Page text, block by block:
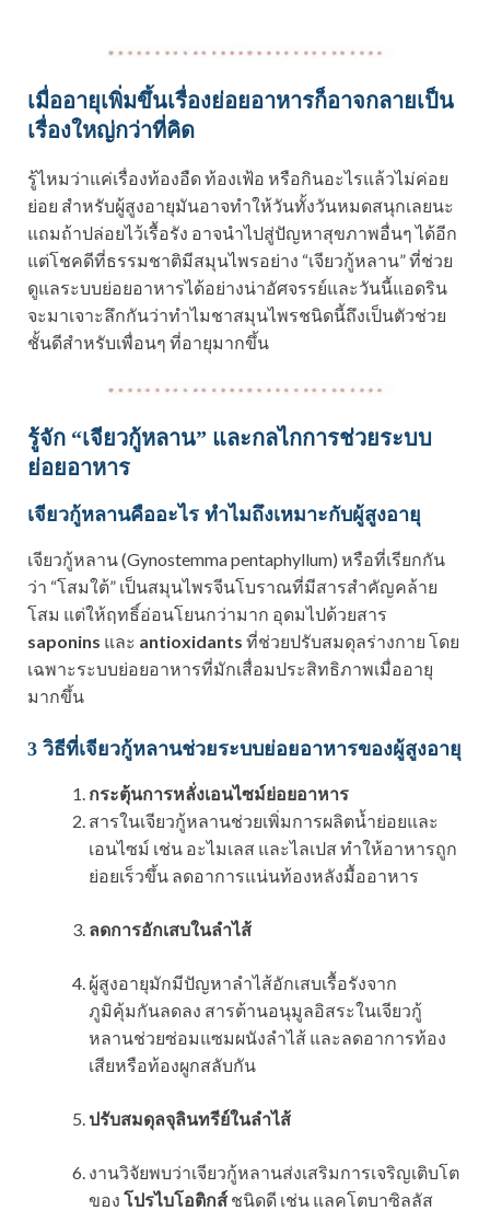
เมื่ออายุเพิ่มขึ้นเรื่องย่อยอาหารก็อาจกลายเป็น
เรื่องใหญ่กว่าที่คิด
รู้ไหมว่าแค่เรื่องท้องอืด ท้องเฟ้อ หรือกินอะไรแล้วไม่ค่อย
ย่อย สำหรับผู้สูงอายุมันอาจทำให้วันทั้งวันหมดสนุกเลยนะ
แถมถ้าปล่อยไว้เรื้อรัง อาจนำไปสู่ปัญหาสุขภาพอื่นๆ ได้อีก
แต่โชคดีที่ธรรมชาติมีสมุนไพรอย่าง “เจียวกู้หลาน” ที่ช่วย
ดูแลระบบย่อยอาหารได้อย่างน่าอัศจรรย์และวันนี้แอดริน
จะมาเจาะลึกกันว่าทำไมชาสมุนไพรชนิดนี้ถึงเป็นตัวช่วย
ชั้นดีสำหรับเพื่อนๆ ที่อายุมากขึ้น
รู้จัก “เจียวกู้หลาน” และกลไกการช่วยระบบ
ย่อยอาหาร
เจียวกู้หลานคืออะไร ทำไมถึงเหมาะกับผู้สูงอายุ
เจียวกู้หลาน (Gynostemma pentaphyllum) หรือที่เรียกกัน
ว่า “โสมใต้” เป็นสมุนไพรจีนโบราณที่มีสารสำคัญคล้าย
โสม แต่ให้ฤทธิ์อ่อนโยนกว่ามาก อุดมไปด้วยสาร
saponins และ antioxidants ที่ช่วยปรับสมดุลร่างกาย โดย
เฉพาะระบบย่อยอาหารที่มักเสื่อมประสิทธิภาพเมื่ออายุ
มากขึ้น
3 วิธีที่เจียวกู้หลานช่วยระบบย่อยอาหารของผู้สูงอายุ
กระตุ้นการหลั่งเอนไซม์ย่อยอาหาร
สารในเจียวกู้หลานช่วยเพิ่มการผลิตน้ำย่อยและ
เอนไซม์ เช่น อะไมเลส และไลเปส ทำให้อาหารถูก
ย่อยเร็วขึ้น ลดอาการแน่นท้องหลังมื้ออาหาร
ลดการอักเสบในลำไส้
ผู้สูงอายุมักมีปัญหาลำไส้อักเสบเรื้อรังจาก
ภูมิคุ้มกันลดลง สารต้านอนุมูลอิสระในเจียวกู้
หลานช่วยซ่อมแซมผนังลำไส้ และลดอาการท้อง
เสียหรือท้องผูกสลับกัน
ปรับสมดุลจุลินทรีย์ในลำไส้
งานวิจัยพบว่าเจียวกู้หลานส่งเสริมการเจริญเติบโต
ของ โปรไบโอติกส์ ชนิดดี เช่น แลคโตบาซิลลัส